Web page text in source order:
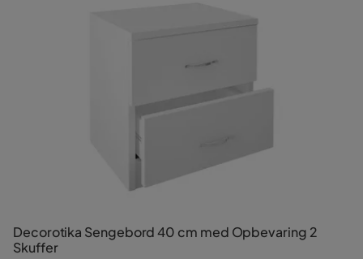
Decorotika Sengebord 40 cm med Opbevaring 2
Skuffer